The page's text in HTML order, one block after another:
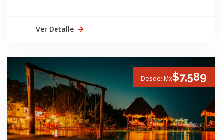
Ver Detalle
Desde: Mx$7,589